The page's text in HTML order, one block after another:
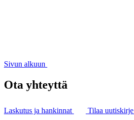
Sivun alkuun
Ota yhteyttä
Laskutus ja hankinnat Tilaa uutiskirje